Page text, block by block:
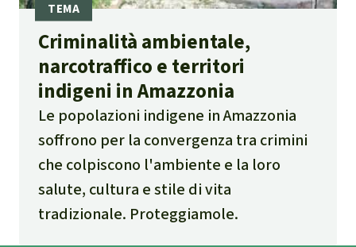
Criminalità ambientale,
narcotraffico e territori
indigeni in Amazzonia
Le popolazioni indigene in Amazzonia
soffrono per la convergenza tra crimini
che colpiscono l'ambiente e la loro
salute, cultura e stile di vita
tradizionale. Proteggiamole.